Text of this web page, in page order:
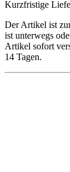
Kurzfristige
Der Artikel ist
ist unterwegs
Artikel sofort
14 Tagen.